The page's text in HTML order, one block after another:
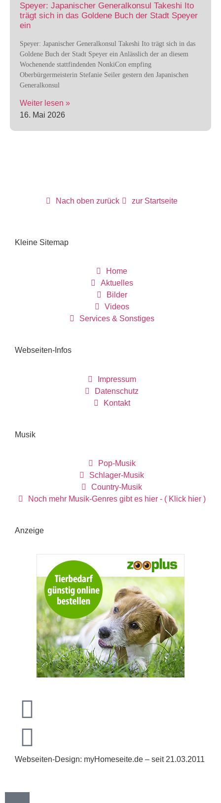
Speyer: Japanischer Generalkonsul Takeshi Ito
trägt sich in das Goldene Buch der Stadt Speyer
ein
Speyer: Japanischer Generalkonsul Takeshi Ito trägt sich in das
Goldene Buch der Stadt Speyer ein Anlässlich der an diesem
Wochenende stattfindenden NonkiCon empfing
Oberbürgermeisterin Stefanie Seiler gestern den Japanischen
Generalkonsul
Weiter lesen »
16. Mai 2026
Nach oben zurück zur Startseite
Kleine Sitemap
Home
Aktuelles
Bilder
Videos
Services & Sonstiges
Webseiten-Infos
Impressum
Datenschutz
Kontakt
Musik
Pop-Musik
Schlager-Musik
Country-Musik
Noch mehr Musik-Genres gibt es hier - ( Klick hier )
Anzeige
Webseiten-Design: myHomeseite.de – seit 21.03.2011